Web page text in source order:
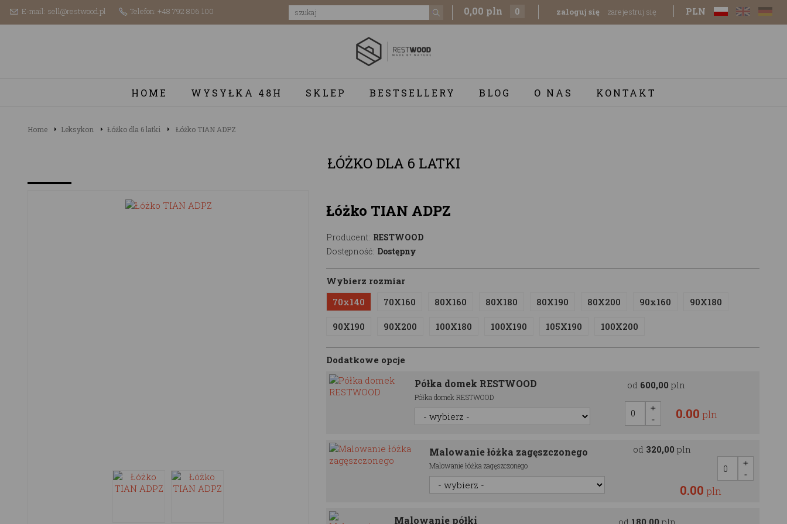
E-mail: sell@restwood.pl Telefon: +48 792 806 100 0,00 pln 0 zaloguj się zarejestruj się PLN
HOME WYSYŁKA 48H SKLEP BESTSELLERY BLOG O NAS KONTAKT
Home Leksykon Łóżko dla 6 latki Łóżko TIAN ADPZ
ŁÓŻKO DLA 6 LATKI
Łóżko TIAN ADPZ
Producent: RESTWOOD
Dostępność: Dostępny
Wybierz rozmiar
70x140
70X160 80X160 80X180 80X190 80X200 90x160 90X180
90X190 90X200 100X180 100X190 105X190 100X200
Dodatkowe opcje
Półka domek RESTWOOD
Półka domek RESTWOOD
od 600,00 pln
0.00 pln
Malowanie łóżka zagęszczonego
Malowanie łóżka zagęszczonego
od 320,00 pln
0.00 pln
Malowanie półki